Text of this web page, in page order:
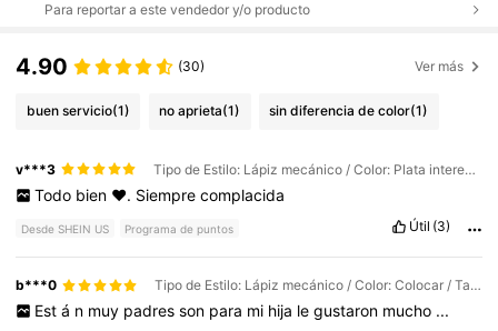
Para reportar a este vendedor y/o producto
4.90 (30) Ver más
buen servicio(1) no aprieta(1) sin diferencia de color(1)
v***3 Tipo de Estilo: Lápiz mecánico / Color: Plata interestelar / Talla: 0.7mm
Todo bien ❤️. Siempre complacida
Desde SHEIN US Programa de puntos Útil (3)
b***0 Tipo de Estilo: Lápiz mecánico / Color: Colocar / Talla: 0.5mm
Est á n muy padres son para mi hija le gustaron mucho ...